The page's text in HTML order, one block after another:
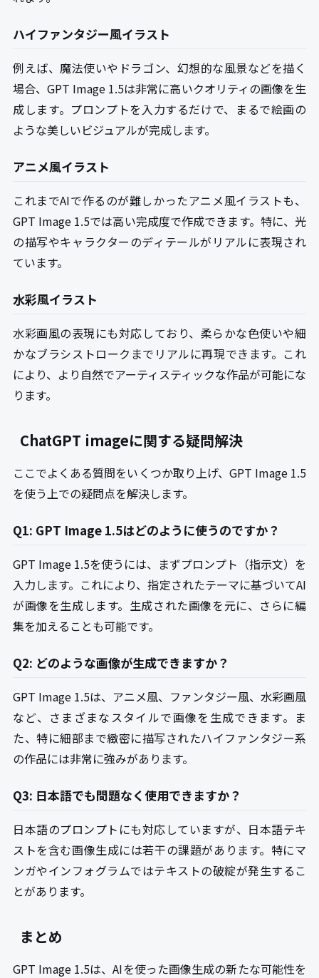
ハイファンタジー風イラスト
例えば、魔法使いやドラゴン、幻想的な風景などを描く
場合、GPT Image 1.5は非常に高いクオリティの画像を生
成します。プロンプトを入力するだけで、まるで絵画の
ような美しいビジュアルが完成します。
アニメ風イラスト
これまでAIで作るのが難しかったアニメ風イラストも、
GPT Image 1.5では高い完成度で作成できます。特に、光
の描写やキャラクターのディテールがリアルに表現され
ています。
水彩風イラスト
水彩画風の表現にも対応しており、柔らかな色使いや細
かなブラシストロークまでリアルに再現できます。これ
により、より自然でアーティスティックな作品が可能にな
ります。
ChatGPT imageに関する疑問解決
ここでよくある質問をいくつか取り上げ、GPT Image 1.5
を使う上での疑問点を解決します。
Q1: GPT Image 1.5はどのように使うのですか？
GPT Image 1.5を使うには、まずプロンプト（指示文）を
入力します。これにより、指定されたテーマに基づいてAI
が画像を生成します。生成された画像を元に、さらに編
集を加えることも可能です。
Q2: どのような画像が生成できますか？
GPT Image 1.5は、アニメ風、ファンタジー風、水彩画風
など、さまざまなスタイルで画像を生成できます。ま
た、特に細部まで緻密に描写されたハイファンタジー系
の作品には非常に強みがあります。
Q3: 日本語でも問題なく使用できますか？
日本語のプロンプトにも対応していますが、日本語テキ
ストを含む画像生成には若干の課題があります。特にマ
ンガやインフォグラムではテキストの破綻が発生するこ
とがあります。
まとめ
GPT Image 1.5は、AIを使った画像生成の新たな可能性を